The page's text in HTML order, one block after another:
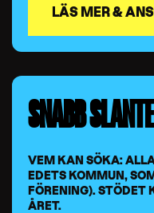
LÄS MER &
SNABB
VEM KAN SÖKA:
EDETS KOMMUN,
FÖRENING). STÖDET
ÅRET.